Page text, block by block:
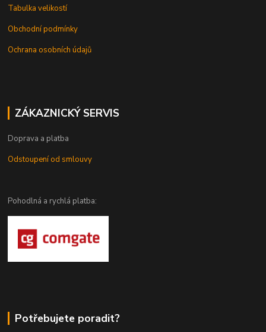
Tabulka velikostí
Obchodní podmínky
Ochrana osobních údajů
ZÁKAZNICKÝ SERVIS
Doprava a platba
Odstoupení od smlouvy
Pohodlná a rychlá platba:
Potřebujete poradit?